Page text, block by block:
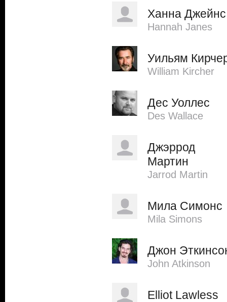
Ханна Джейнс
Hannah Janes
Уильям
William Kircher
Дес Уоллес
Des Wallace
Джэррод
Мартин
Jarrod Martin
Мила Симонс
Mila Simons
Джон
John Atkinson
Elliot Lawless